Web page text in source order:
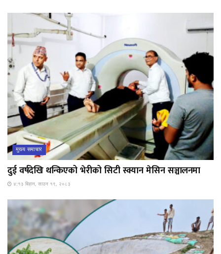
मुख्य समाचार
दुई वर्षदेखि थन्किएको भेरीको सिटी स्क्यान मेसिन सञ्चालनमा
४:१३ बिहान, साउन १९, २०८३